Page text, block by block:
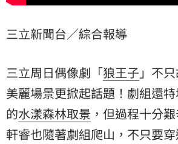
三立新聞台／綜合報導
三立周日偶像劇「狼王子 」不
美麗場景更掀起話題！劇組還
的水漾森林取景 ，但過程十分艱
軒睿也隨著劇組爬山，不只要